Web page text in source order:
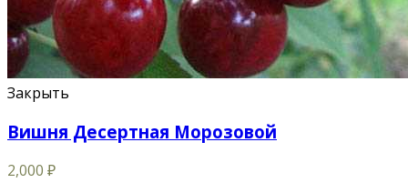
Закрыть
Вишня Десертная Морозовой
2,000 ₽